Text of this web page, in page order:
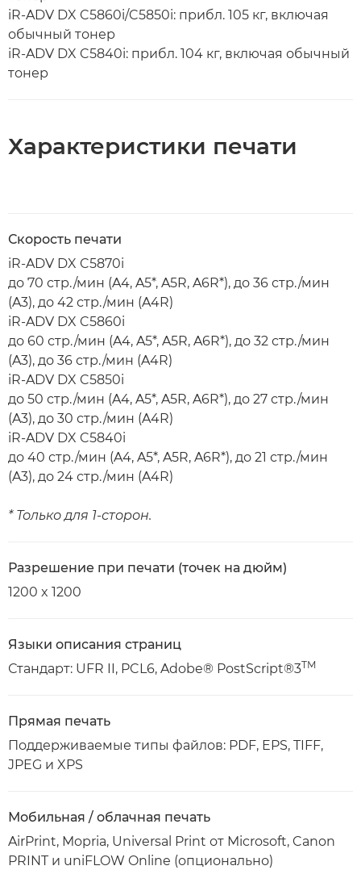
iR-ADV DX C5860i/C5850i: прибл. 105 кг, включая
обычный тонер
iR-ADV DX C5840i: прибл. 104 кг, включая обычный
тонер
Характеристики печати
Скорость печати
iR-ADV DX C5870i
до 70 стр./мин (A4, A5*, A5R, A6R*), до 36 стр./мин
(A3), до 42 стр./мин (A4R)
iR-ADV DX C5860i
до 60 стр./мин (A4, A5*, A5R, A6R*), до 32 стр./мин
(A3), до 36 стр./мин (A4R)
iR-ADV DX C5850i
до 50 стр./мин (A4, A5*, A5R, A6R*), до 27 стр./мин
(A3), до 30 стр./мин (A4R)
iR-ADV DX C5840i
до 40 стр./мин (A4, A5*, A5R, A6R*), до 21 стр./мин
(A3), до 24 стр./мин (A4R)
* Только для 1-сторон.
Разрешение при печати (точек на дюйм)
1200 x 1200
Языки описания страниц
Стандарт: UFR II, PCL6, Adobe® PostScript®3TM
Прямая печать
Поддерживаемые типы файлов: PDF, EPS, TIFF,
JPEG и XPS
Мобильная / облачная печать
AirPrint, Mopria, Universal Print от Microsoft, Canon
PRINT и uniFLOW Online (опционально)